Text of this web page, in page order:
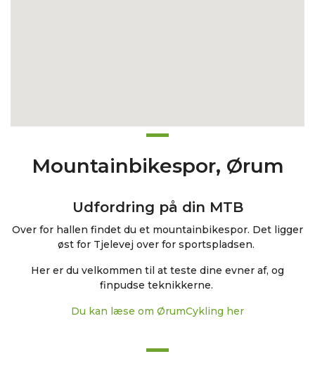
Mountainbikespor, Ørum
Udfordring på din MTB
Over for hallen findet du et mountainbikespor. Det ligger
øst for Tjelevej over for sportspladsen.
Her er du velkommen til at teste dine evner af, og
finpudse teknikkerne.
Du kan læse om ØrumCykling her